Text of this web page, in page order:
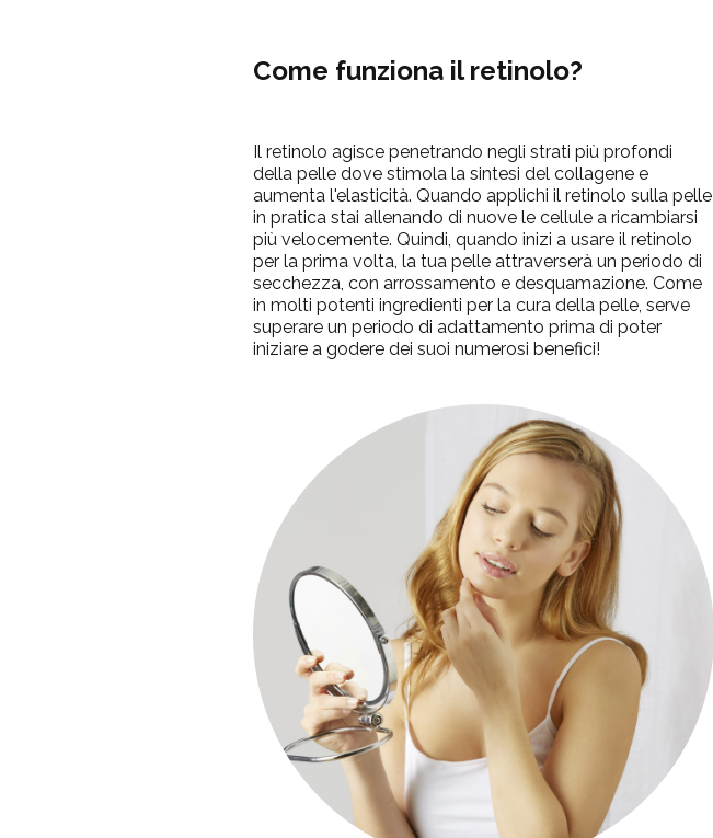
Come funziona il retinolo?
Il retinolo agisce penetrando negli strati più profondi
della pelle dove stimola la sintesi del collagene e
aumenta l'elasticità. Quando applichi il retinolo sulla pelle
in pratica stai allenando di nuove le cellule a ricambiarsi
più velocemente. Quindi, quando inizi a usare il retinolo
per la prima volta, la tua pelle attraverserà un periodo di
secchezza, con arrossamento e desquamazione. Come
in molti potenti ingredienti per la cura della pelle, serve
superare un periodo di adattamento prima di poter
iniziare a godere dei suoi numerosi benefici!